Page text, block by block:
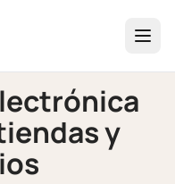
y